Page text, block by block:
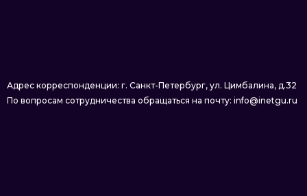
Адрес корреспонденции: г. Санкт-Петербург, ул. Цимбалина, д.32
По вопросам сотрудничества обращаться на почту: info@inetgu.ru